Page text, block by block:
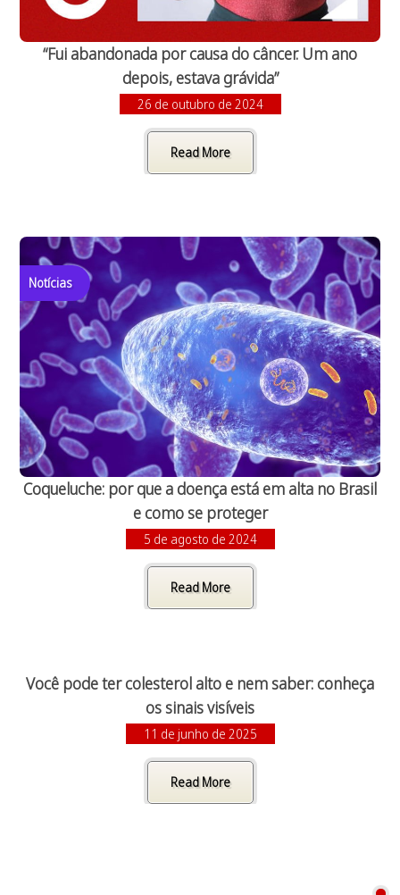
“Fui abandonada por causa do câncer. Um ano
depois, estava grávida”
26 de outubro de 2024
Read More
Notícias
Coqueluche: por que a doença está em alta no Brasil
e como se proteger
5 de agosto de 2024
Read More
Você pode ter colesterol alto e nem saber: conheça
os sinais visíveis
11 de junho de 2025
Read More